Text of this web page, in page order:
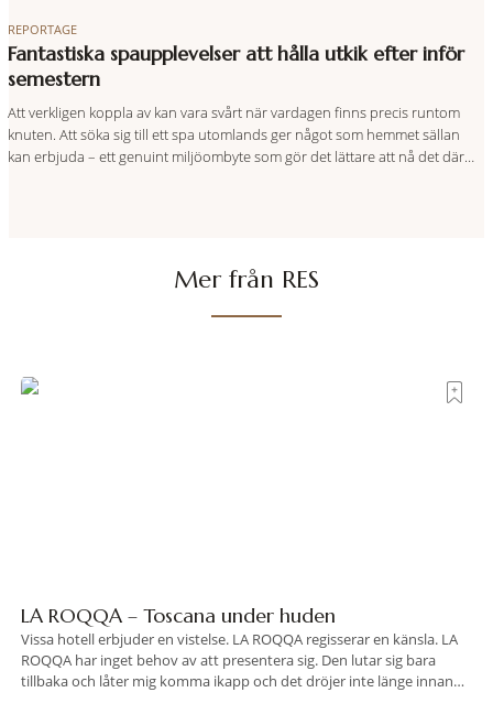
REPORTAGE
Fantastiska spaupplevelser att hålla utkik efter inför
semestern
Att verkligen koppla av kan vara svårt när vardagen finns precis runtom
knuten. Att söka sig till ett spa utomlands ger något som hemmet sällan
kan erbjuda – ett genuint miljöombyte som gör det lättare att nå det där
Mer från RES
LA ROQQA – Toscana under huden
Vissa hotell erbjuder en vistelse. LA ROQQA regisserar en känsla. LA
ROQQA har inget behov av att presentera sig. Den lutar sig bara
tillbaka och låter mig komma ikapp och det dröjer inte länge innan